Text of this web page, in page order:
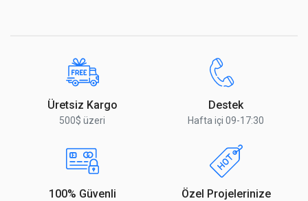
Üretsiz Kargo
500$ üzeri
Destek
Hafta içi 09-17:30
100% Güvenli Özel Projelerinize